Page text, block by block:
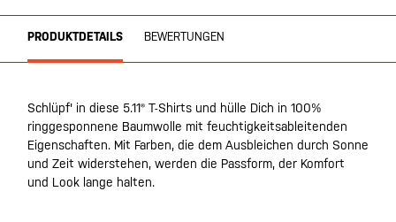
PRODUKTDETAILS BEWERTUNGEN
Schlüpf' in diese 5.11® T-Shirts und hülle Dich in 100%
ringgesponnene Baumwolle mit feuchtigkeitsableitenden
Eigenschaften. Mit Farben, die dem Ausbleichen durch Sonne
und Zeit widerstehen, werden die Passform, der Komfort
und Look lange halten.